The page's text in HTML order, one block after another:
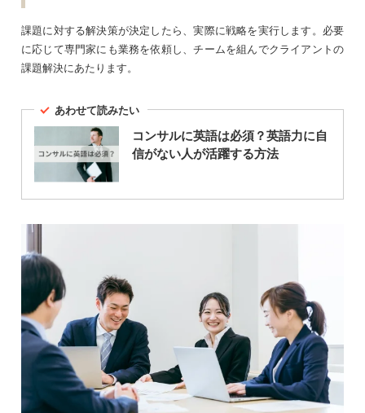
課題に対する解決策が決定したら、実際に戦略を実行します。必要
に応じて専門家にも業務を依頼し、チームを組んでクライアントの
課題解決にあたります。
あわせて読みたい
コンサルに英語は必須？英語力に自
信がない人が活躍する方法